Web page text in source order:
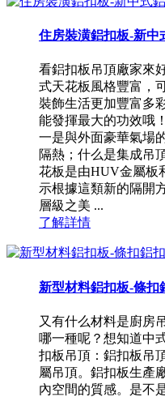
住房裝潢鋁扣板-新中
看鋁扣板吊頂廠家來
式天花板風格豐富，
裝飾生活更加豐富多
能發揮最大的功效哦
一是與外面豪華氣場
隔熱；什么是集成吊
花板是由HUV金屬板
示根據這類新的隔開
層級之美 ...
了解詳情
新型材料鋁扣板-條扣
又有什么材料是廚房
哪一種呢？想知道中
扣板吊頂：鋁扣板吊
屬吊頂。鋁扣板生產
內空間的質感。是不